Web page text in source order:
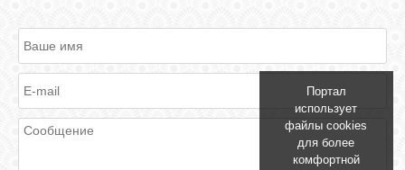
ВИДЕО
МУЗЫКА
Портал
использует
файлы cookies
для более
комфортной